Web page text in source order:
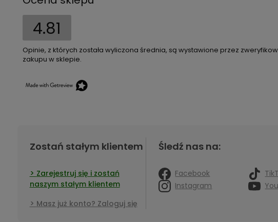
4.81
Opinie, z których została wyliczona średnia, są wystawione przez
zakupu w sklepie.
Zostań stałym klientem
Zarejestruj się i zostań
naszym stałym klientem
Masz już konto? Zaloguj się
Śledź nas na:
Facebook
Instagram